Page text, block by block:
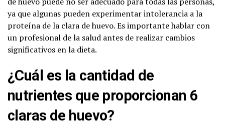
ya que algunas pueden experimentar intolerancia a la
proteína de la clara de huevo. Es importante hablar con
un profesional de la salud antes de realizar cambios
significativos en la dieta.
¿Cuál es la cantidad de
nutrientes que proporcionan 6
claras de huevo?